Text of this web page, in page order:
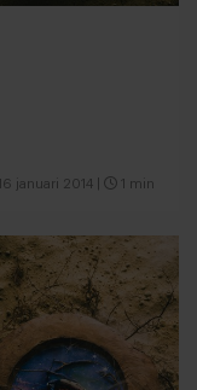
16 januari 2014 1 min